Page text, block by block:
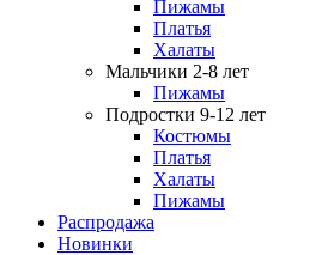
Пижамы
Платья
Халаты
Мальчики 2-8 лет
Пижамы
Подростки 9-12 лет
Костюмы
Платья
Халаты
Пижамы
Распродажа
Новинки